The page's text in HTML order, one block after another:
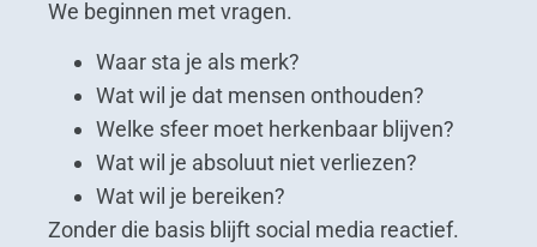
We beginnen met vragen.
Waar sta je als merk?
Wat wil je dat mensen onthouden?
Welke sfeer moet herkenbaar blijven?
Wat wil je absoluut niet verliezen?
Wat wil je bereiken?
Zonder die basis blijft social media reactief.